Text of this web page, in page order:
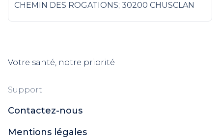
CHEMIN DES ROGATIONS; 30200 CHUSCLAN
Votre santé, notre priorité
Support
Contactez-nous
Mentions légales